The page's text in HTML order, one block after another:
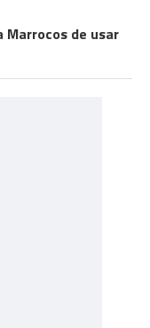
Marrocos de usar